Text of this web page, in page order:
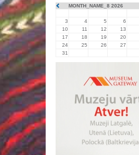
MONTH_NAME_8 2026
3
4 5 6
10
11 12 13
17
18 19 20
24
25 26 27
31